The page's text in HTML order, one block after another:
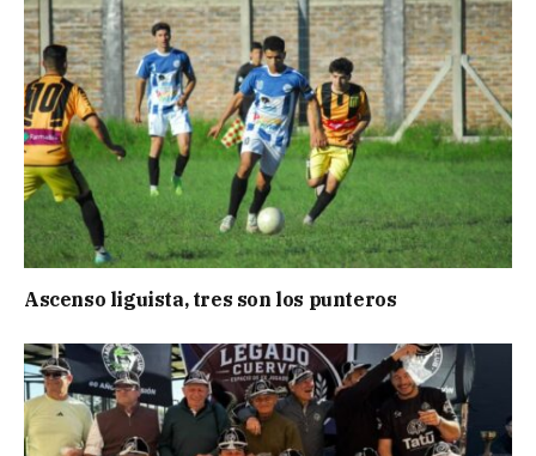
Ascenso liguista, tres son los punteros